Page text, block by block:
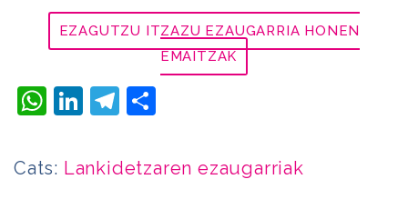
EZAGUTZU ITZAZU EZAUGARRIA HONEN
EMAITZAK
WhatsApp
LinkedIn
Telegram
Cats: Lankidetzaren ezaugarriak